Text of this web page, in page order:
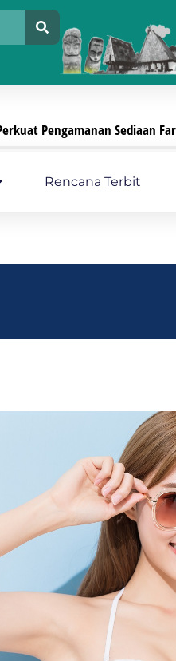
Farmasi, Alat Kesehatan,
Rencana Terbit